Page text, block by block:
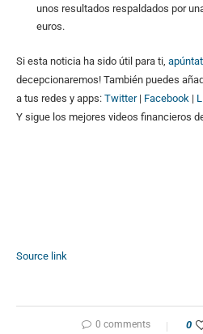
unos resultados respaldados por
euros.
Si esta noticia ha sido útil para ti,
decepcionaremos! También puedes
a tus redes y apps: Twitter| Facebook |
Y sigue los mejores videos financieros
Source link
0 comments 0